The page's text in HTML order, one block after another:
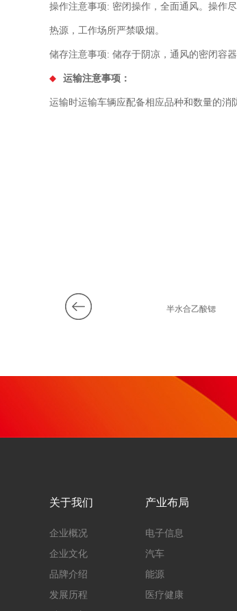
操作注意事项: 密闭操作，全面通风。操作
热源，工作场所严禁吸烟。
储存注意事项: 储存于阴凉，通风的密闭容
运输注意事项：
运输时运输车辆应配备相应品种和数量的消
半水合乙酸锶
关于我们
企业概况
企业文化
品牌介绍
发展历程
产业布局
电子信息
汽车
能源
医疗健康